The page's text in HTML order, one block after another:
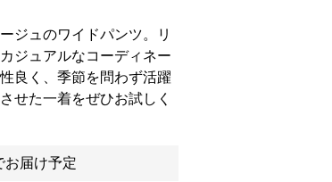
ジュのワイドパンツ。リ
ジュアルなコーディネー
良く、季節を問わず活躍
せた一着をぜひお試しく
お届け予定